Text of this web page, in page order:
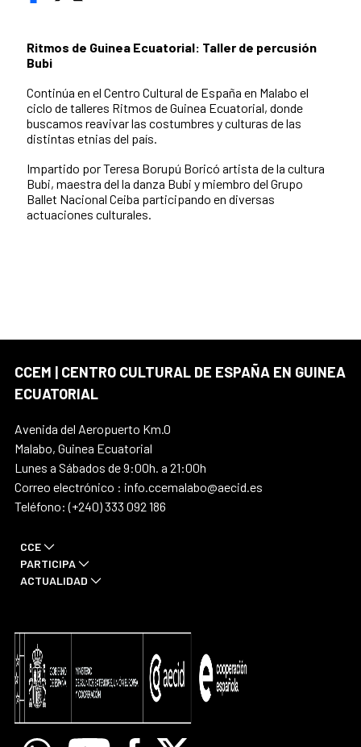
Ritmos de Guinea Ecuatorial: Taller de percusión
Bubi
Continúa en el Centro Cultural de España en Malabo el
ciclo de talleres Ritmos de Guinea Ecuatorial, donde
buscamos reavivar las costumbres y culturas de las
distintas etnias del país.
Impartido por Teresa Borupú Boricó artista de la cultura
Bubi, maestra del la danza Bubi y miembro del Grupo
Ballet Nacional Ceiba participando en diversas
actuaciones culturales.
CCEM | CENTRO CULTURAL DE ESPAÑA EN GUINEA
ECUATORIAL
Avenida del Aeropuerto Km.0
Malabo, Guinea Ecuatorial
Lunes a Sábados de 9:00h. a 21:00h
Correo electrónico : info.ccemalabo@aecid.es
Teléfono: (+240) 333 092 186
CCE
PARTICIPA
ACTUALIDAD